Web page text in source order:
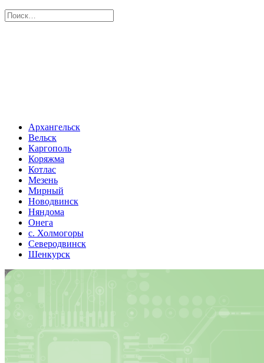
Архангельск
Вельск
Каргополь
Коряжма
Котлас
Мезень
Мирный
Новодвинск
Няндома
Онега
с. Холмогоры
Северодвинск
Шенкурск